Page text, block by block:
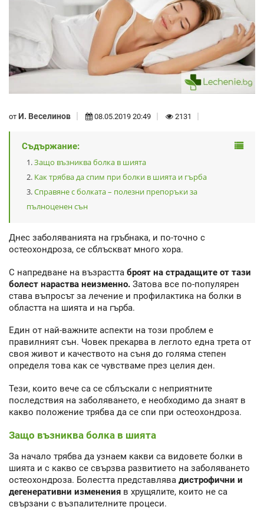
от И. Веселинов 08.05.2019 20:49 2131
Съдържание:
Защо възниква болка в шията
Как трябва да спим при болки в шията и гърба
Справяне с болката – полезни препоръки за
пълноценен сън
Днес заболяванията на гръбнака, и по-точно с
остеохондроза, се сблъскват много хора.
С напредване на възрастта броят на страдащите от тази
болест нараства неизменно. Затова все по-популярен
става въпросът за лечение и профилактика на болки в
областта на шията и на гърба.
Един от най-важните аспекти на този проблем е
правилният сън. Човек прекарва в леглото една трета от
своя живот и качеството на съня до голяма степен
определя това как се чувстваме през целия ден.
Тези, които вече са се сблъскали с неприятните
последствия на заболяването, е необходимо да знаят в
какво положение трябва да се спи при остеохондроза.
Защо възниква болка в шията
За начало трябва да узнаем какви са видовете болки в
шията и с какво се свързва развитието на заболяването
остеохондроза. Болестта представлява дистрофични и
дегенеративни изменения в хрущялите, които не са
свързани с възпалителните процеси.